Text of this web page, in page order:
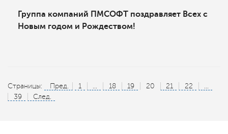
Группа компаний ПМСОФТ поздравляет Всех с
Новым годом и Рождеством!
Страницы: Пред. 1 ... 18 19 20 21 22
...
39
След.